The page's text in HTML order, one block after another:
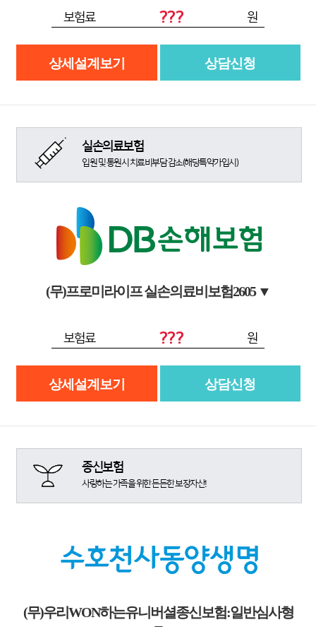
보험료 ??? 원
상세설계보기 상담신청
실손의료보험
입원 및 통원시 치료비부담 감소(해당특약가입시)
(무)프로미라이프 실손의료비보험2605 ▼
보험료 ??? 원
상세설계보기 상담신청
종신보험
사랑하는 가족을 위한 든든한 보장자산!
(무)우리WON하는유니버셜종신보험:일반심사형